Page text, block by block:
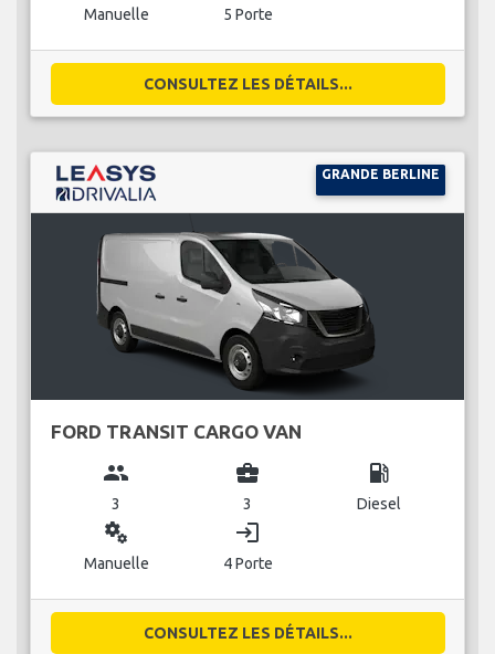
Manuelle 5 Porte
CONSULTEZ LES DÉTAILS...
GRANDE BERLINE
FORD TRANSIT CARGO VAN
group
3
business_center
3
local_gas_station
Diesel
miscellaneous_services
Manuelle
login
4 Porte
CONSULTEZ LES DÉTAILS...